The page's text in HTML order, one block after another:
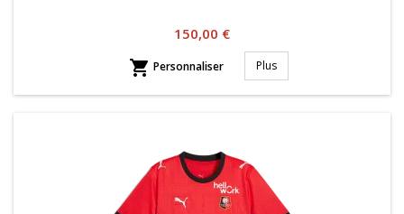
Prix
150,00 €
 Personnaliser Plus